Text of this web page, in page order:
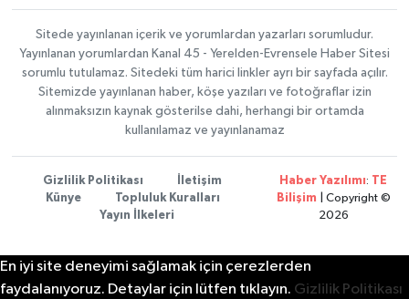
Sitede yayınlanan içerik ve yorumlardan yazarları sorumludur.
Yayınlanan yorumlardan Kanal 45 - Yerelden-Evrensele Haber Sitesi
sorumlu tutulamaz. Sitedeki tüm harici linkler ayrı bir sayfada açılır.
Sitemizde yayınlanan haber, köşe yazıları ve fotoğraflar izin
alınmaksızın kaynak gösterilse dahi, herhangi bir ortamda
kullanılamaz ve yayınlanamaz
Gizlilik Politikası
İletişim
Künye
Topluluk Kuralları
Yayın İlkeleri
Haber Yazılımı: TE
Bilişim | Copyright ©
2026
En iyi site deneyimi sağlamak için çerezlerden
faydalanıyoruz. Detaylar için lütfen tıklayın. Gizlilik Politikası